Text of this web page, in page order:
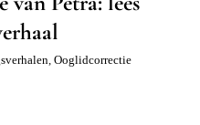
, Ooglidcorrectie